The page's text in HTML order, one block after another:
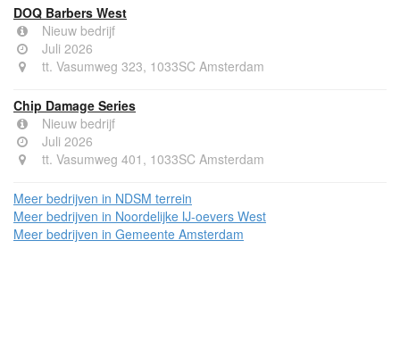
DOQ Barbers West
Nieuw bedrijf
Juli 2026
tt. Vasumweg 323, 1033SC Amsterdam
Chip Damage Series
Nieuw bedrijf
Juli 2026
tt. Vasumweg 401, 1033SC Amsterdam
Meer bedrijven in NDSM terrein
Meer bedrijven in Noordelijke IJ-oevers West
Meer bedrijven in Gemeente Amsterdam